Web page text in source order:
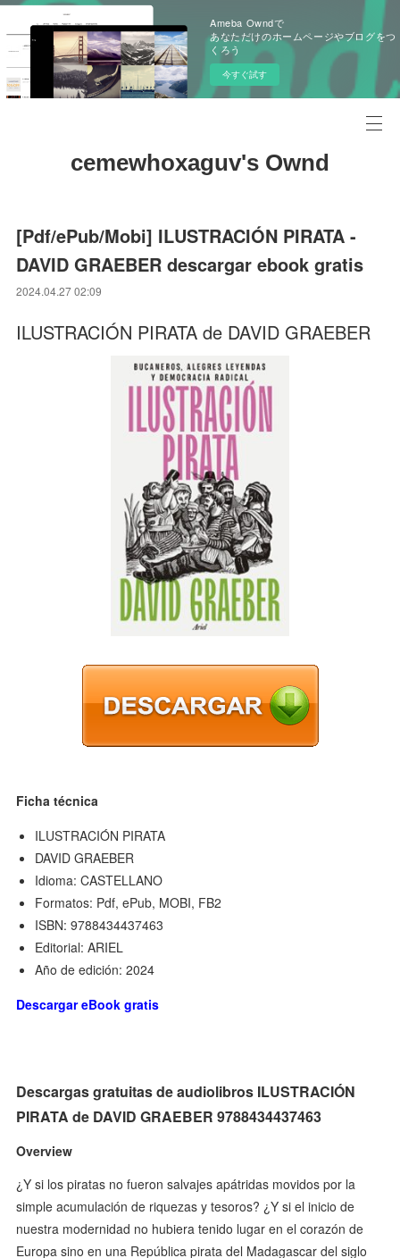
Ameba Owndで
あなただけのホームページやブログをつ
くろう
今すぐ試す
cemewhoxaguv's Ownd
[Pdf/ePub/Mobi] ILUSTRACIÓN PIRATA -
DAVID GRAEBER descargar ebook gratis
2024.04.27 02:09
ILUSTRACIÓN PIRATA de DAVID GRAEBER
Ficha técnica
ILUSTRACIÓN PIRATA
DAVID GRAEBER
Idioma: CASTELLANO
Formatos: Pdf, ePub, MOBI, FB2
ISBN: 9788434437463
Editorial: ARIEL
Año de edición: 2024
Descargar eBook gratis
Descargas gratuitas de audiolibros ILUSTRACIÓN
PIRATA de DAVID GRAEBER 9788434437463
Overview
¿Y si los piratas no fueron salvajes apátridas movidos por la
simple acumulación de riquezas y tesoros? ¿Y si el inicio de
nuestra modernidad no hubiera tenido lugar en el corazón de
Europa sino en una República pirata del Madagascar del siglo